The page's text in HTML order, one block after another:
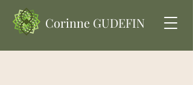
Corinne GUDEFIN